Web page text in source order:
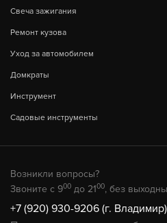
Свеча зажигания
Ремонт кузова
Уход за автомобилем
Домкраты
Инструмент
Садовые инструменты
Возникли вопросы?
Звоните с 900 до 2100, без
+7 (920) 930-9206 (г. Владимир)